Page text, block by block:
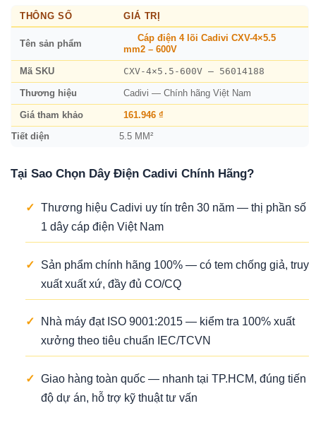
THÔNG SỐ GIÁ TRỊ
Tên sản phẩm
Cáp điện 4 lõi Cadivi CXV-4×5.5
mm2 – 600V
Mã SKU CXV-4×5.5-600V – 56014188
Thương hiệu Cadivi — Chính hãng Việt Nam
Giá tham khảo 161.946 ₫
Tiết diện 5.5 MM²
Tại Sao Chọn Dây Điện Cadivi Chính Hãng?
✓ Thương hiệu Cadivi uy tín trên 30 năm — thị phần số
1 dây cáp điện Việt Nam
✓
Sản phẩm chính hãng 100% — có tem chống giả, truy
xuất xuất xứ, đầy đủ CO/CQ
✓
Nhà máy đạt ISO 9001:2015 — kiểm tra 100% xuất
xưởng theo tiêu chuẩn IEC/TCVN
✓ Giao hàng toàn quốc — nhanh tại TP.HCM, đúng tiến
độ dự án, hỗ trợ kỹ thuật tư vấn